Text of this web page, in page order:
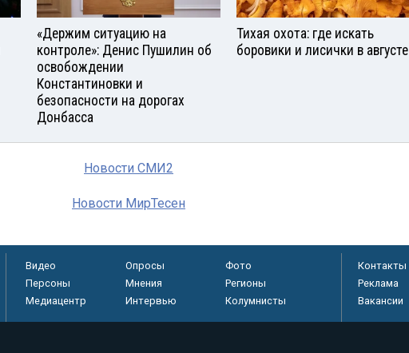
«Держим ситуацию на
контроле»: Денис Пушилин об
освобождении
Константиновки и
безопасности на дорогах
Донбасса
Тихая охота: где искать
боровики и лисички в августе
Новости СМИ2
Новости МирТесен
Видео Опросы
Фото
Персоны
Мнения
Регионы
Медиацентр
Интервью Колумнисты
Контакты
Реклама
Вакансии